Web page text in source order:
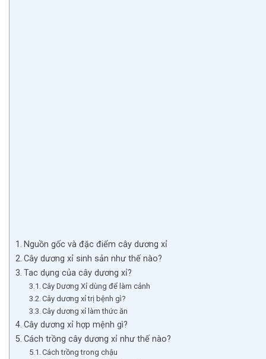
Nguồn gốc và đặc điểm cây dương xỉ
Cây dương xỉ sinh sản như thế nào?
Tac dụng của cây dương xỉ?
Cây Dương Xỉ dùng để làm cảnh
Cây dương xỉ trị bệnh gì?
Cây dương xỉ làm thức ăn
Cây dương xỉ hợp mệnh gì?
Cách trồng cây dương xỉ như thế nào?
Cách trồng trong chậu